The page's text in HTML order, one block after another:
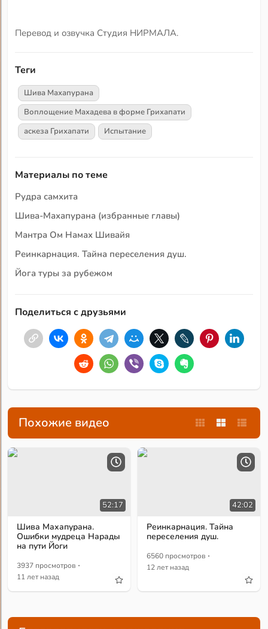
Перевод и озвучка Студия НИРМАЛА.
Теги
Шива Махапурана
Воплощение Махадева в форме Грихапати
аскеза Грихапати
Испытание
Материалы по теме
Рудра самхита
Шива-Махапурана (избранные главы)
Мантра Ом Намах Шивайя
Реинкарнация. Тайна переселения душ.
Йога туры за рубежом
Поделиться с друзьями
Похожие видео
52:17
Шива Махапурана.
Ошибки мудреца Нарады
на пути Йоги
3937 просмотров ·
11 лет назад
42:02
Реинкарнация. Тайна
переселения душ.
6560 просмотров ·
12 лет назад